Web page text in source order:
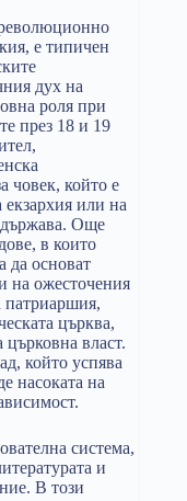
е типичен
дух на
роля при
през 18 и 19
човек, който е
или на
държава. Още
в които
да основат
на ожесточения
патриаршия,
църква,
църковна власт.
който успява
насоката на
система,
и
В този